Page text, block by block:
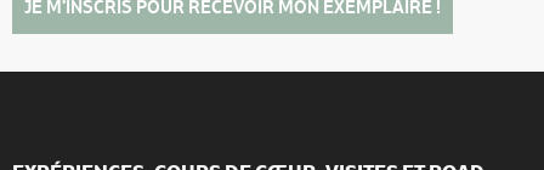
JE M'INSCRIS POUR RECEVOIR MON EXEMPLAIRE !